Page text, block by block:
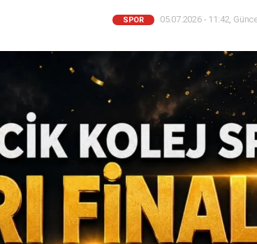
SPOR 05.07.2026 - 11:42,